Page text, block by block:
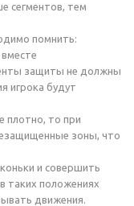
сегментов, тем
помнить:
защиты не должны
игрока будут
плотно, то при
зоны, что
и совершить
таких положениях
движения.